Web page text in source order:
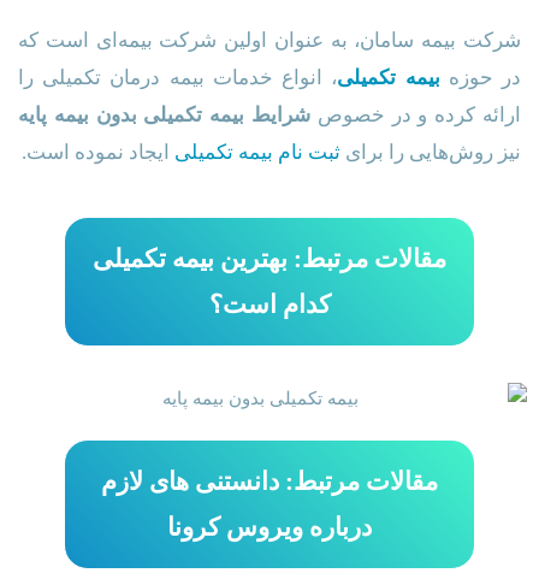
شرکت بیمه سامان، به عنوان اولین شرکت بیمه‌ای است که
در حوزه بیمه تکمیلی، انواع خدمات بیمه درمان تکمیلی را
ارائه کرده و در خصوص شرایط بیمه تکمیلی بدون بیمه پایه
نیز روش‌هایی را برای ثبت نام بیمه تکمیلی ایجاد نموده است.
مقالات مرتبط: بهترین بیمه تکمیلی
کدام است؟
مقالات مرتبط: دانستنی های لازم
درباره ویروس کرونا